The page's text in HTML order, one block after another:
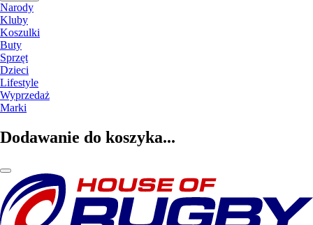
Narody
Kluby
Koszulki
Buty
Sprzęt
Dzieci
Lifestyle
Wyprzedaż
Marki
Dodawanie do koszyka...